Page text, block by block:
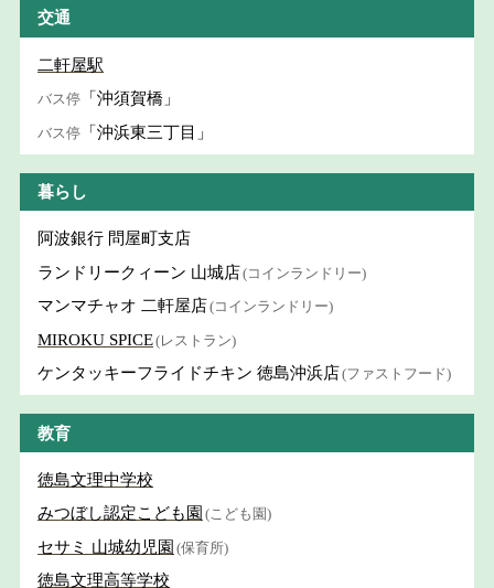
交通
二軒屋駅
バス停 「沖須賀橋」
バス停 「沖浜東三丁目」
暮らし
阿波銀行 問屋町支店
ランドリークィーン 山城店(コインランドリー)
マンマチャオ 二軒屋店(コインランドリー)
MIROKU SPICE(レストラン)
ケンタッキーフライドチキン 徳島沖浜店(ファストフード)
教育
徳島文理中学校
みつぼし認定こども園 (こども園)
セサミ 山城幼児園 (保育所)
徳島文理高等学校